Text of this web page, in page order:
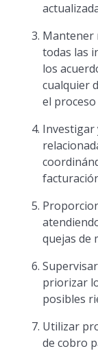
Mantener
todas las
los
cualquier
el
Investigar
quejas de
priorizar
posibles
Utilizar
de cobro